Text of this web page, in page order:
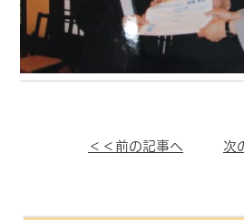
＜＜前の記事へ 次